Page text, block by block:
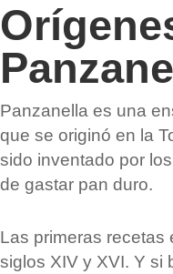
Panzanella es una
que se originó en la
sido inventado por
de gastar pan duro.
Las primeras recetas
siglos XIV y XVI. Y si